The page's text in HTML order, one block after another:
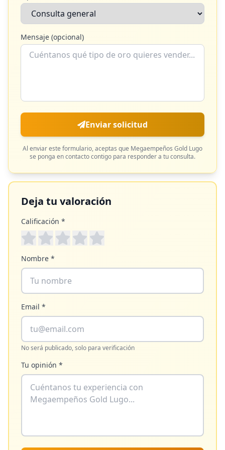
Mensaje (opcional)
Enviar solicitud
Al enviar este formulario, aceptas que Megaempeños Gold Lugo
se ponga en contacto contigo para responder a tu consulta.
Deja tu valoración
Calificación *
Nombre *
Email *
No será publicado, solo para verificación
Tu opinión *